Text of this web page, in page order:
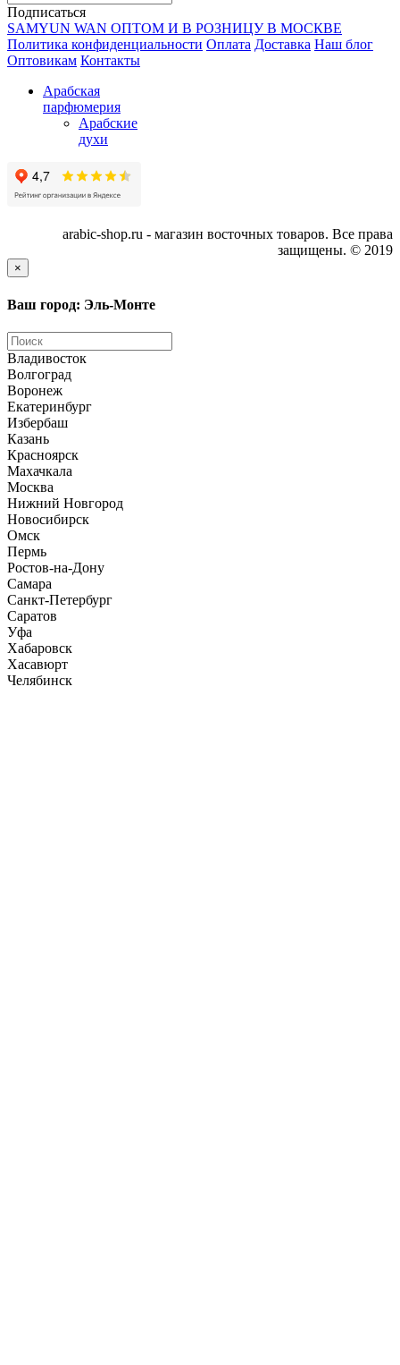
Подписаться
SAMYUN WAN ОПТОМ И В РОЗНИЦУ В МОСКВЕ
Политика конфиденциальности Оплата Доставка Наш блог
Оптовикам Контакты
Арабская
парфюмерия
Арабские
духи
arabic-shop.ru - магазин восточных товаров. Все права
защищены. © 2019
×
Ваш город: Эль-Монте
Владивосток
Волгоград
Воронеж
Екатеринбург
Избербаш
Казань
Красноярск
Махачкала
Москва
Нижний Новгород
Новосибирск
Омск
Пермь
Ростов-на-Дону
Самара
Санкт-Петербург
Саратов
Уфа
Хабаровск
Хасавюрт
Челябинск